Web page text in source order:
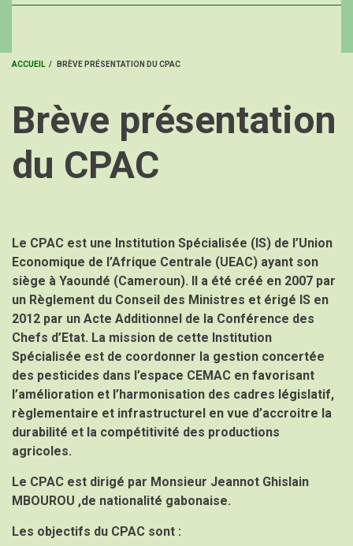
D'ARIANE
ACCUEIL / BRÈVE PRÉSENTATION DU CPAC
Brève présentation
du CPAC
Le CPAC est une Institution Spécialisée (IS) de l’Union
Economique de l’Afrique Centrale (UEAC) ayant son
siège à Yaoundé (Cameroun). Il a été créé en 2007 par
un Règlement du Conseil des Ministres et érigé IS en
2012 par un Acte Additionnel de la Conférence des
Chefs d’Etat. La mission de cette Institution
Spécialisée est de coordonner la gestion concertée
des pesticides dans l’espace CEMAC en favorisant
l’amélioration et l’harmonisation des cadres législatif,
règlementaire et infrastructurel en vue d’accroitre la
durabilité et la compétitivité des productions
agricoles.
Le CPAC est dirigé par Monsieur Jeannot Ghislain
MBOUROU ,de nationalité gabonaise.
Les objectifs du CPAC sont :